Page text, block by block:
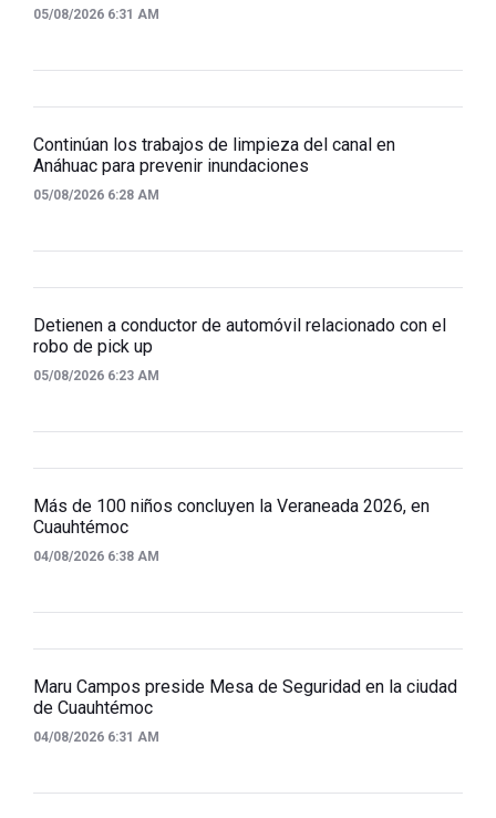
05/08/2026 6:31 AM
Continúan los trabajos de limpieza del canal en
Anáhuac para prevenir inundaciones
05/08/2026 6:28 AM
Detienen a conductor de automóvil relacionado con el
robo de pick up
05/08/2026 6:23 AM
Más de 100 niños concluyen la Veraneada 2026, en
Cuauhtémoc
04/08/2026 6:38 AM
Maru Campos preside Mesa de Seguridad en la ciudad
de Cuauhtémoc
04/08/2026 6:31 AM